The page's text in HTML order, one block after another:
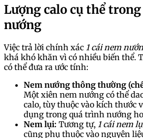
Lượng calo cụ thể
nướng
Việc trả lời chính xác 1 cái nem
khá khó khăn vì có nhiều biến thể.
có thể đưa ra ước tính:
Nem nướng thông thường
Một xiên nem nướng có thể
calo, tùy thuộc vào kích thước
dụng trong quá trình nướng
Nem lụi: Tương tự, 1 cái nem
cũng phụ thuộc vào nguyên